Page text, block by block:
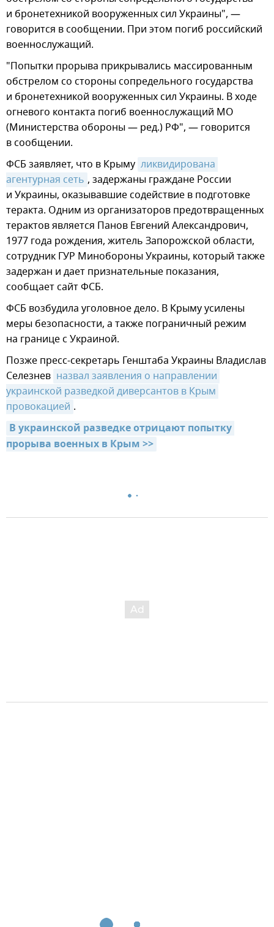
и бронетехникой вооруженных сил Украины", —
говорится в сообщении. При этом погиб российский
военнослужащий.
"Попытки прорыва прикрывались массированным
обстрелом со стороны сопредельного государства
и бронетехникой вооруженных сил Украины. В ходе
огневого контакта погиб военнослужащий МО
(Министерства обороны — ред.) РФ", — говорится
в сообщении.
ФСБ заявляет, что в Крыму ликвидирована
агентурная сеть , задержаны граждане России
и Украины, оказывавшие содействие в подготовке
теракта. Одним из организаторов предотвращенных
терактов является Панов Евгений Александрович,
1977 года рождения, житель Запорожской области,
сотрудник ГУР Минобороны Украины, который также
задержан и дает признательные показания,
сообщает сайт ФСБ.
ФСБ возбудила уголовное дело. В Крыму усилены
меры безопасности, а также пограничный режим
на границе с Украиной.
Позже пресс-секретарь Генштаба Украины Владислав
Селезнев назвал заявления о направлении
украинской разведкой диверсантов в Крым
провокацией .
В украинской разведке отрицают попытку
прорыва военных в Крым >>